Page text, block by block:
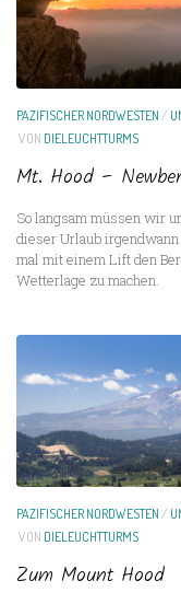
PAZIFISCHER NORDWESTEN /
VON DIELEUCHTTURMS
Mt. Hood –
So langsam müssen wir
dieser Urlaub irgendwann
mal mit einem Lift den
Wetterlage zu machen.
PAZIFISCHER NORDWESTEN /
VON DIELEUCHTTURMS
Zum Mount Hood